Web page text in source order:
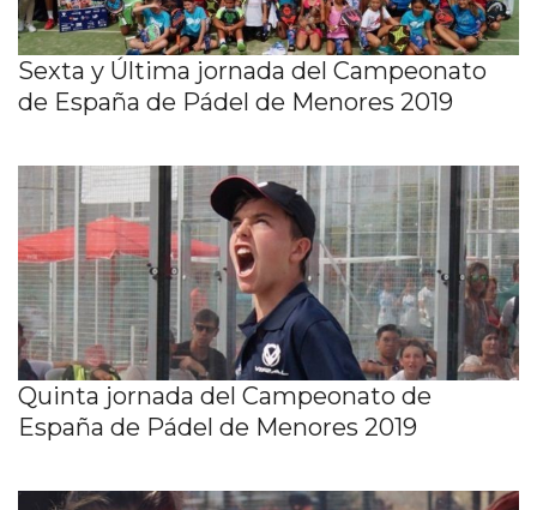
Sexta y Última jornada del Campeonato
de España de Pádel de Menores 2019
Quinta jornada del Campeonato de
España de Pádel de Menores 2019